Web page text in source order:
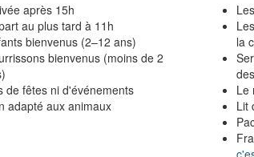
après 15h
au plus tard à 11h
bienvenus (2–12 ans)
bienvenus (moins de 2
de fêtes ni d'événements
adapté aux animaux
la
Le
Lit